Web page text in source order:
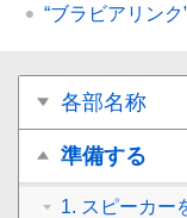
“ブラビアリン
各部名称
準備する
1. スピーカー